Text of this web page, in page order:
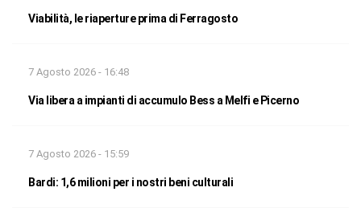
Viabilità, le riaperture prima di Ferragosto
7 Agosto 2026 - 16:48
Via libera a impianti di accumulo Bess a Melfi e Picerno
7 Agosto 2026 - 15:59
Bardi: 1,6 milioni per i nostri beni culturali